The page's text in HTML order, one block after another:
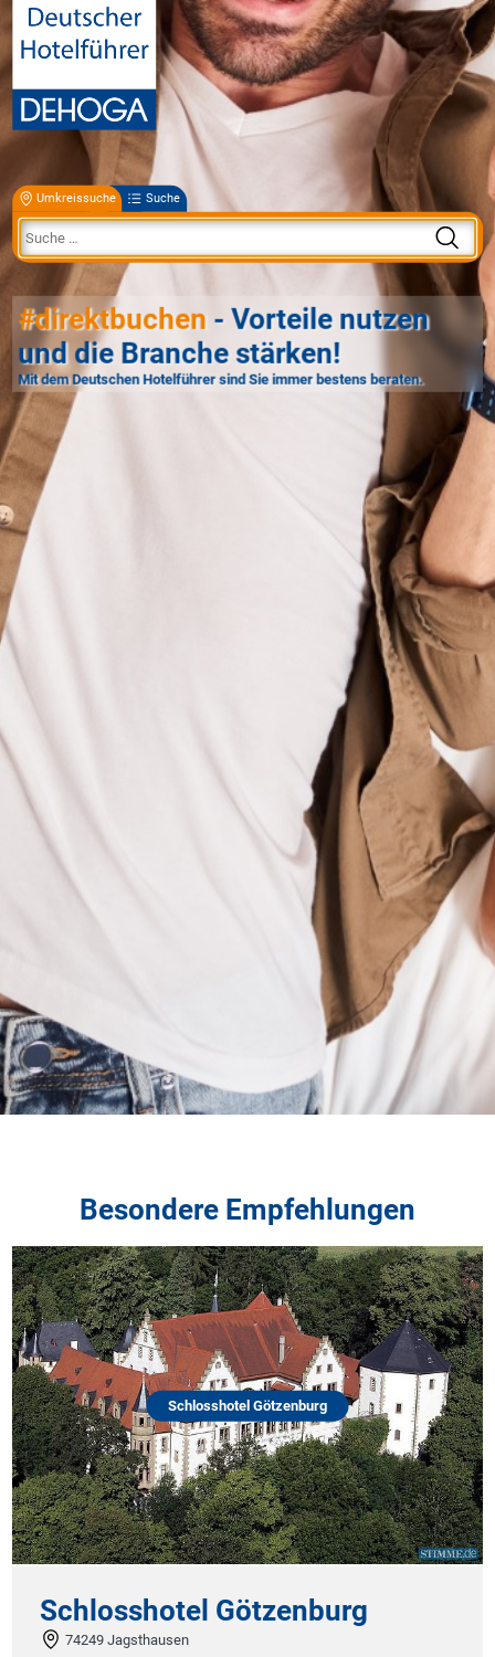
Umkreissuche Suche
#direktbuchen - Vorteile nutzen
und die Branche stärken!
Mit dem Deutschen Hotelführer sind Sie immer bestens beraten.
Besondere Empfehlungen
Schlosshotel Götzenburg
Schlosshotel Götzenburg
74249 Jagsthausen